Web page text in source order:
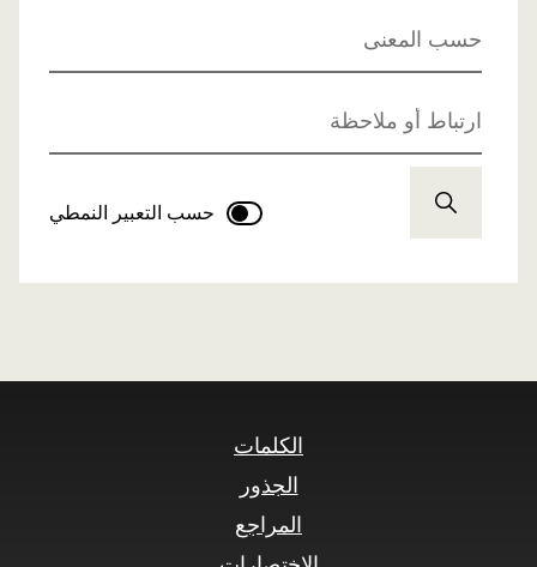
حسب المعنى
ارتباط أو ملاحظة
حسب التعبير النمطي
الكلمات
الجذور
المراجع